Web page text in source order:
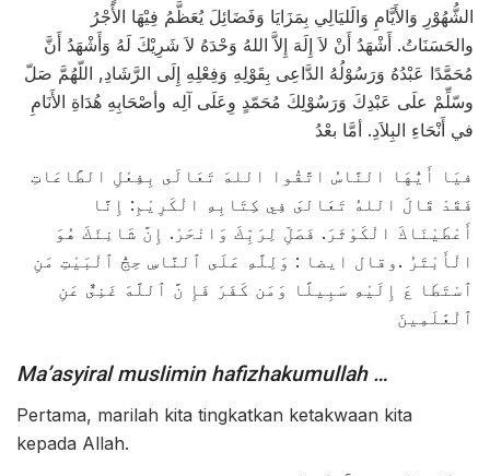
الشُّهُوْرِ وَالأَيَّامِ وَالَليَالِي بِمَزَايَا وَفَضَائِلَ يُعَظَّمُ فِيْهَا الأَجْرُ
والحَسَنَاتُ. أَشْهَدُ أَنْ لاَ إِلَهَ إِلاَّ اللهُ وَحْدَهُ لاَ شَرِيْكَ لَهُ وَأَشْهَدُ أَنَّ
مُحَمَّدًا عَبْدُهُ وَرَسُوْلُهُ الدَّاعِى بِقَوْلِهِ وَفِعْلِهِ إِلَى الرَّشَادِ, اللّهُمَّ صَلّ
وسّلِّمْ علَى عَبْدِكَ وَرَسُوْلِكَ مُحَمّدٍ وِعَلَى آلِه وأصْحَابِهِ هُدَاةِ الأَنَامِ
في أَنْحَاءِ البِلاَدِ. أمَّا بعْدُ
فيَا أَيُّهَا النَّاسُ اتَّقُوا اللهَ تَعَالَى بِفِعْلِ الطَّاعَاتِ
فَقَدْ قَالَ اللهُ تَعَالىَ فِي كِتَابِهِ الْكَرِيْمِ: إِنَّا
أَعْطَيْنَاكَ الْكَوْثَرَ. فَصَلِّ لِرَبِّكَ وَانْحَرْ. إِنَّ شَانِئَكَ هُوَ
الْأَبْتَرُ .وقال ايضا : وَلِلَّهِ عَلَى ٱلنَّاسِ حِجُّ ٱلْبَيْتِ مَنِ
ٱسْتَطَا عَ إِلَيْهِ سَبِيلًا وَمَن كَفَرَ فَإِ نَّ ٱللَّهَ غَنِىٌّ عَنِ
ٱلْعَٰلَمِينَ
Ma’asyiral muslimin hafizhakumullah …
Pertama, marilah kita tingkatkan ketakwaan kita
kepada Allah.